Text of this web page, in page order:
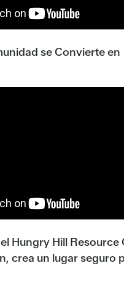
se Convierte en
Hungry Hill Resource
crea un lugar seguro